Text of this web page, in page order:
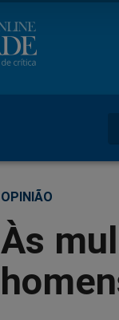
OPINIÃO
Às